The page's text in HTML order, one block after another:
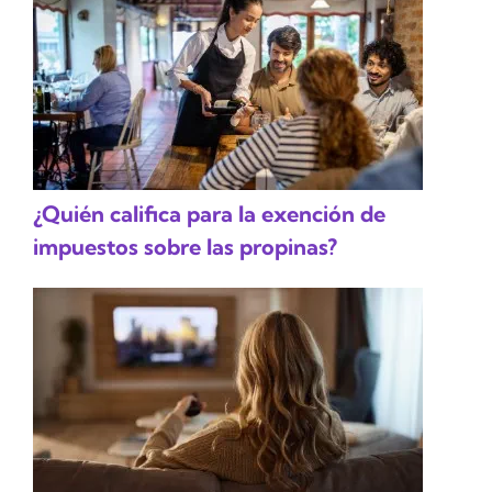
¿Quién califica para la exención de
impuestos sobre las propinas?